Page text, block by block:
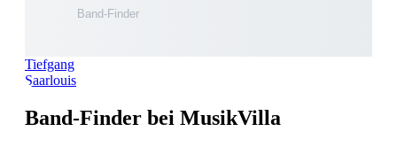
Tiefgang
Saarlouis
Band-Finder bei MusikVilla